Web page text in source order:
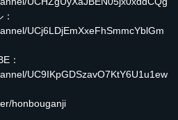
UCj6LDjEmXxeFhSmmcYblGm
：
UC9IKpGDSzavO7KtY6U1u1ew
honbouganji